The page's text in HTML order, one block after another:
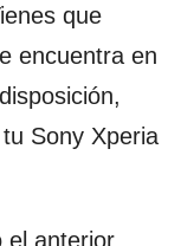
que
encuentra en
Sony Xperia
el anterior